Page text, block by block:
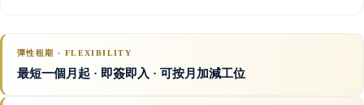
彈性租期 · FLEXIBILITY
最短一個月起 · 即簽即入 · 可按月加減工位